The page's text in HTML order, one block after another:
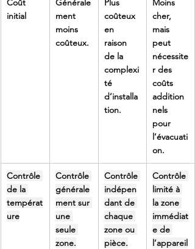
Coût
initial
Générale
ment
moins
coûteux.
Plus
coûteux
en
raison
de la
complexi
té
d’installa
tion.
Moins
cher,
mais
peut
nécessite
r des
coûts
addition
nels
pour
l’évacuati
on.
Contrôle
de la
températ
ure
Contrôle
générale
ment sur
une
seule
zone.
Contrôle
indépen
dant de
chaque
zone ou
pièce.
Contrôle
limité à
la zone
immédiat
e de
l’appareil